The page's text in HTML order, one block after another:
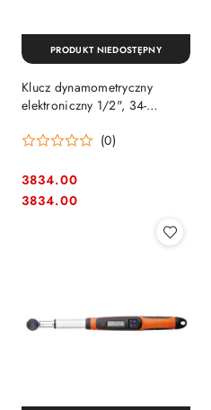
Klucz dynamometryczny
elektroniczny 1/2", 34-
wymienną głowicą, Bahco
(0)
Cena:
3834.00
Cena:
3834.00
PRODUKT NIEDOSTĘPNY